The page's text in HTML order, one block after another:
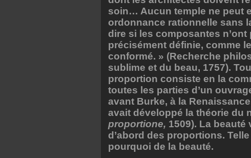
soin… Aucun temple ne peut
ordonnance rationnelle sans la
dire si les composantes
précisément définie, comme
conformé. » (Recherche
sublime et du beau, 1757).
proportion consiste en la
toutes les parties d’un
avant Burke, à la
avait développé la théorie du
proportione, 1509). La
d’abord des proportions.
pourquoi de la beauté.